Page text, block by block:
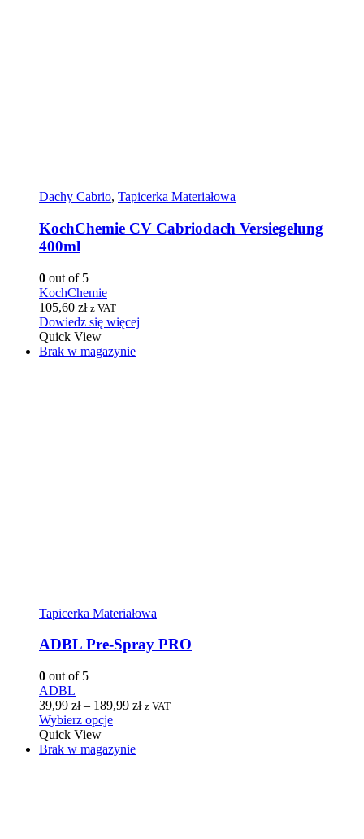
Dachy Cabrio, Tapicerka Materiałowa
KochChemie CV Cabriodach Versiegelung
400ml
0 out of 5
KochChemie
105,60 zł z VAT
Dowiedz się więcej
Quick View
Brak w magazynie
Tapicerka Materiałowa
ADBL Pre-Spray PRO
0 out of 5
ADBL
39,99 zł– 189,99 zł z VAT
Wybierz opcje
Quick View
Brak w magazynie